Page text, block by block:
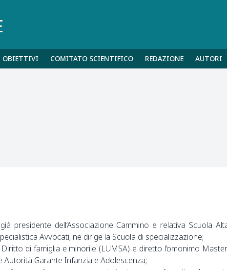
OBIETTIVI COMITATO SCIENTIFICO REDAZIONE AUTORI
presidente dell’Associazione Cammino e relativa Scuola
Avvocati; ne dirige la Scuola di specializzazione;
di famiglia e minorile (LUMSA) e diretto l’omonimo
Autorità Garante Infanzia e Adolescenza;